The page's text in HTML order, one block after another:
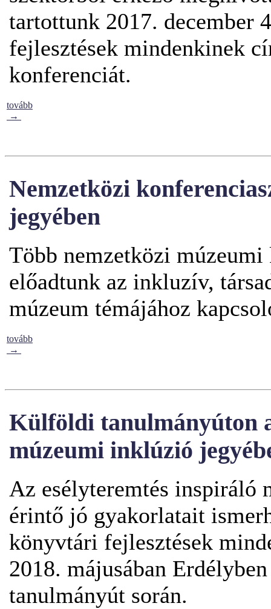
tartottunk 2017. december
fejlesztések mindenkinek
konferenciát.
tovább
→
Nemzetközi
jegyében
Több nemzetközi
előadtunk az inkluzív,
múzeum témájához
tovább
→
Külföldi tanulmányúton
múzeumi inklúzió
Az esélyteremtés inspiráló
érintő jó gyakorlatait
könyvtári fejlesztések
2018. májusában
tanulmányút során.